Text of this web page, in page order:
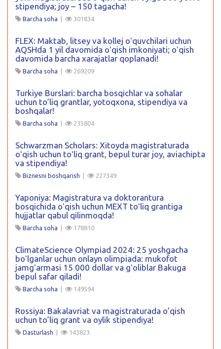
stipendiya; joy – 150 tagacha!
Barcha soha 301834
FLEX: Maktab, litsey va kollej oʻquvchilari uchun
AQSHda 1 yil davomida oʻqish imkoniyati; oʻqish
davomida barcha xarajatlar qoplanadi!
Barcha soha 269209
Turkiye Burslari: barcha bosqichlar va sohalar
uchun to’liq grantlar, yotoqxona, stipendiya va
boshqalar!
Barcha soha 235804
Schwarzman Scholars: Xitoyda magistraturada
oʻqish uchun toʻliq grant, bepul turar joy, aviachipta
va stipendiya!
Biznesni boshqarish 227349
Yaponiya: Magistratura va doktorantura
bosqichida oʻqish uchun MEXT toʻliq grantiga
hujjatlar qabul qilinmoqda!
Barcha soha 178810
ClimateScience Olympiad 2024: 25 yoshgacha
boʻlganlar uchun onlayn olimpiada: mukofot
jamgʻarmasi 15 000 dollar va gʻoliblar Bakuga
bepul safar qiladi!
Barcha soha 149594
Rossiya: Bakalavriat va magistraturada o’qish
uchun to’liq grant va oylik stipendiya!
Dasturlash 143823